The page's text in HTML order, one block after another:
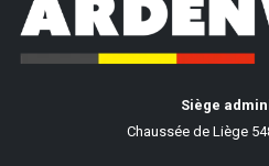
Siège
Chaussée de Liège